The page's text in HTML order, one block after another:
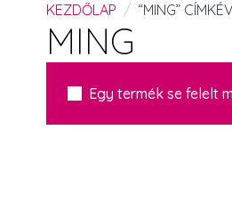
KEZDŐLAP “MING”
MING
Egy termék se felelt